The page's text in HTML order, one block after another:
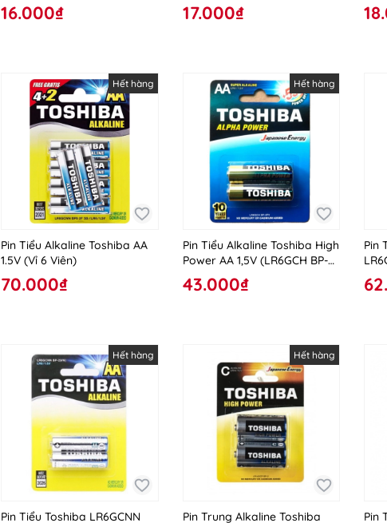
16.000₫ 17.000₫
Hết hàng
Pin Tiểu Alkaline Toshiba AA
1.5V (Vỉ 6 Viên)
70.000₫
Hết hàng
Pin Tiểu Alkaline Toshiba High
Power AA 1,5V (LR6GCH BP-2
SS)
43.000₫
Pin
VN
Hết hàng
Pin Tiểu Toshiba LR6GCNN
Hết hàng
Pin Trung Alkaline Toshiba Pin